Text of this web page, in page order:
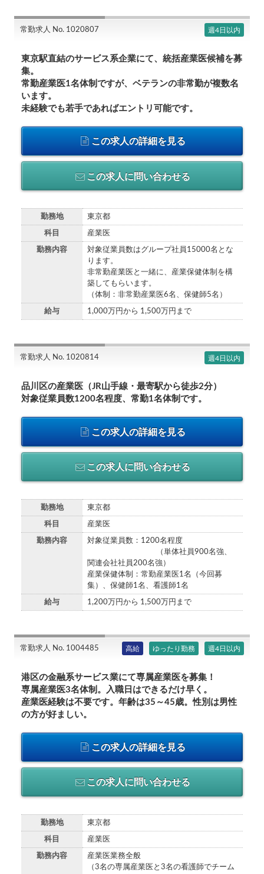
常勤求人 No. 1020807 週4日以内
東京駅直結のサービス系企業にて、統括産業医候補を募
集。
常勤産業医1名体制ですが、ベテランの非常勤が複数名
います。
未経験でも若手であればエントリ可能です。
この求人の詳細を見る
この求人に問い合わせる
勤務地 東京都
科目 産業医
勤務内容
対象従業員数はグループ社員15000名とな
ります。
非常勤産業医と一緒に、産業保健体制を構
築してもらいます。
（体制：非常勤産業医6名、保健師5名）
給与 1,000万円から 1,500万円まで
常勤求人 No. 1020814 週4日以内
品川区の産業医（JR山手線・最寄駅から徒歩2分）
対象従業員数1200名程度、常勤1名体制です。
この求人の詳細を見る
この求人に問い合わせる
勤務地 東京都
科目 産業医
勤務内容
対象従業員数：1200名程度
（単体社員900名強、
関連会社社員200名強）
産業保健体制：常勤産業医1名（今回募
集）、保健師1名、看護師1名
給与 1,200万円から 1,500万円まで
常勤求人 No. 1004485 高給 ゆったり勤務 週4日以内
港区の金融系サービス業にて専属産業医を募集！
専属産業医3名体制。入職日はできるだけ早く。
産業医経験は不要です。年齢は35～45歳。性別は男性
の方が好ましい。
この求人の詳細を見る
この求人に問い合わせる
勤務地 東京都
科目 産業医
勤務内容
産業医業務全般
（3名の専属産業医と3名の看護師でチーム